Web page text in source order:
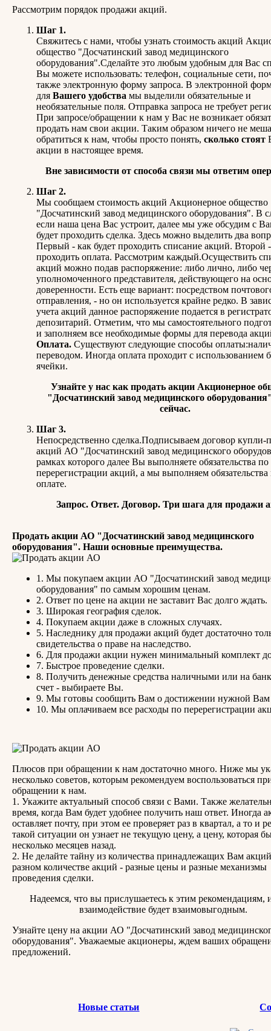
Рассмотрим порядок продажи акций.
Шаг 1.
Свяжитесь с нами, чтобы узнать стоимость акций
общество "Досчатинский завод медицинского
оборудования".Сделайте это любым удобным для Вас
Вы можете использовать: телефон, социальные сети,
также электронную форму запроса. В электронной
для Вашего удобства мы выделили обязательные и
необязательные поля. Отправка запроса не требует
При запросе/обращении к нам у Вас не возникает
продать нам свои акции. Таким образом ничего не
обратиться к нам, чтобы просто понять, сколько стоят
акции в настоящее время.
Вне зависимости от способа связи мы ответим
Шаг 2.
Мы сообщаем стоимость акций Акционерное общество
"Досчатинский завод медицинского оборудования". В
если наша цена Вас устроит, далее мы уже обсудим с
будет проходить сделка. Здесь можно выделить два
Первый - как будет проходить списание акций. Второй -
проходить оплата. Рассмотрим каждый.Осуществить
акций можно подав распоряжение: либо лично, либо
уполномоченного представителя, действующего на
доверенности. Есть еще вариант: посредством
отправления, - но он используется крайне редко. В
учета акций данное распоряжение подается в
депозитарий. Отметим, что мы самостоятельного
и заполняем все необходимые формы для перевода
Оплата. Существуют следующие способы
переводом. Иногда оплата проходит с использованием
ячейки.
Узнайте у наскак продать акции Акционерное
"Досчатинский завод медицинского
сейчас.
Шаг 3.
Непосредственно сделка.Подписываем договор купли-
акций АО "Досчатинский завод медицинского
рамках которого далее Вы выполняете обязательства по
перерегистрации акций, а мы выполняем
оплате.
Запрос. Ответ. Договор. Три шага для продажи
Продать акции АО "Досчатинский завод медицинского
оборудования". Наши основные преимущества.
1. Мы покупаем акции АО "Досчатинский завод
оборудования" по самым хорошим ценам.
2. Ответ по цене на акции не заставит Вас долго ждать.
3. Широкая география сделок.
4. Покупаем акции даже в сложных случаях.
5. Наследнику для продажи акций будет достаточно
свидетельства о праве на наследство.
6. Для продажи акции нужен минимальный комплект
7. Быстрое проведение сделки.
8. Получить денежные средства наличными или на
счет - выбираете Вы.
9. Мы готовы сообщить Вам о достижении нужной
10. Мы оплачиваем все расходы по перерегистрации
Плюсов при обращении к нам достаточно много. Ниже мы
несколько советов, которым рекомендуем воспользоваться
обращении к нам.
1. Укажите актуальный способ связи с Вами. Также
время, когда Вам будет удобнее получить наш ответ. Иногда
оставляет почту, при этом ее проверяет раз в квартал, а то и
такой ситуации он узнает не текущую цену, а цену, которая
несколько месяцев назад.
2. Не делайте тайну из количества принадлежащих Вам
разном количестве акций - разные цены и разные механизмы
проведения сделки.
Надеемся, что вы прислушаетесь к этим рекомендациям,
взаимодействие будет взаимовыгодным.
Узнайте цену на акции АО "Досчатинский завод
оборудования". Уважаемые акционеры, ждем ваших
предложений.
Новые статьи